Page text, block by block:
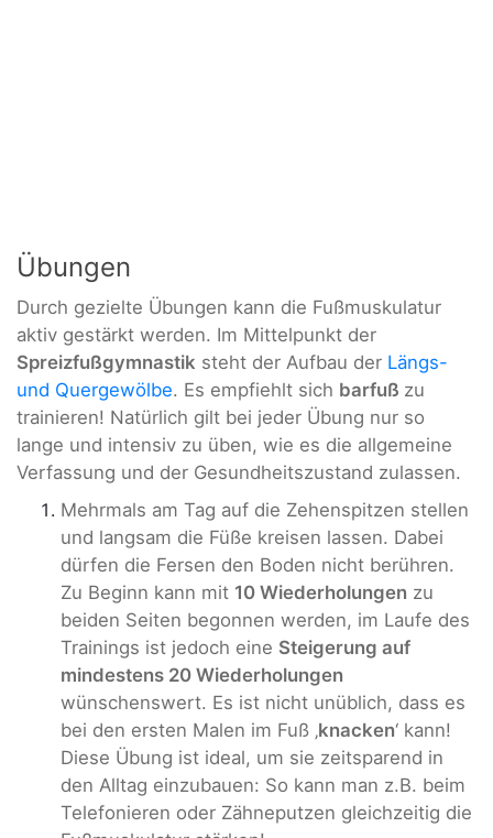
Übungen
Durch gezielte Übungen kann die Fußmuskulatur
aktiv gestärkt werden. Im Mittelpunkt der
Spreizfußgymnastik steht der Aufbau der Längs-
und Quergewölbe. Es empfiehlt sich barfuß zu
trainieren! Natürlich gilt bei jeder Übung nur so
lange und intensiv zu üben, wie es die allgemeine
Verfassung und der Gesundheitszustand zulassen.
Mehrmals am Tag auf die Zehenspitzen stellen
und langsam die Füße kreisen lassen. Dabei
dürfen die Fersen den Boden nicht berühren.
Zu Beginn kann mit 10 Wiederholungen zu
beiden Seiten begonnen werden, im Laufe des
Trainings ist jedoch eine Steigerung auf
mindestens 20 Wiederholungen
wünschenswert. Es ist nicht unüblich, dass es
bei den ersten Malen im Fuß ‚knacken‘ kann!
Diese Übung ist ideal, um sie zeitsparend in
den Alltag einzubauen: So kann man z.B. beim
Telefonieren oder Zähneputzen gleichzeitig die